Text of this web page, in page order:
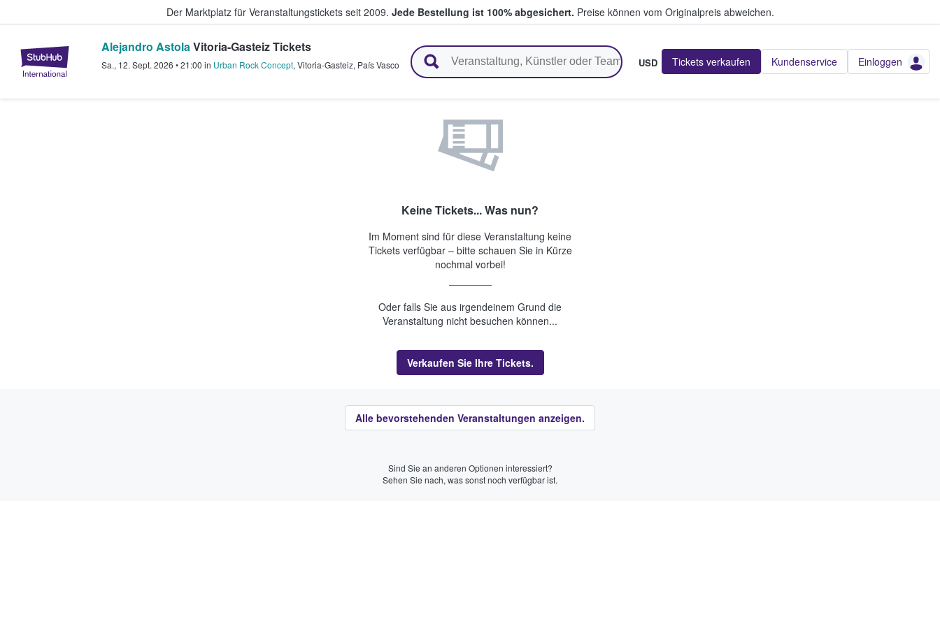
Der Marktplatz für Veranstaltungstickets seit 2009. Jede Bestellung ist 100% abgesichert. Preise können vom Originalpreis abweichen.
StubHub - Wo Fans Tickets kaufen & verkaufen
Alejandro AstolaVitoria-Gasteiz Tickets
Sa., 12. Sept. 2026 •21:00 in Urban Rock Concept, Vitoria-Gasteiz, País Vasco USD Tickets verkaufen Kundenservice Einloggen
Keine Tickets... Was nun?
Im Moment sind für diese Veranstaltung keine
Tickets verfügbar – bitte schauen Sie in Kürze
nochmal vorbei!
Oder falls Sie aus irgendeinem Grund die
Veranstaltung nicht besuchen können...
Verkaufen Sie Ihre Tickets.
Alle bevorstehenden Veranstaltungen anzeigen.
Sind Sie an anderen Optionen interessiert?
Sehen Sie nach, was sonst noch verfügbar ist.